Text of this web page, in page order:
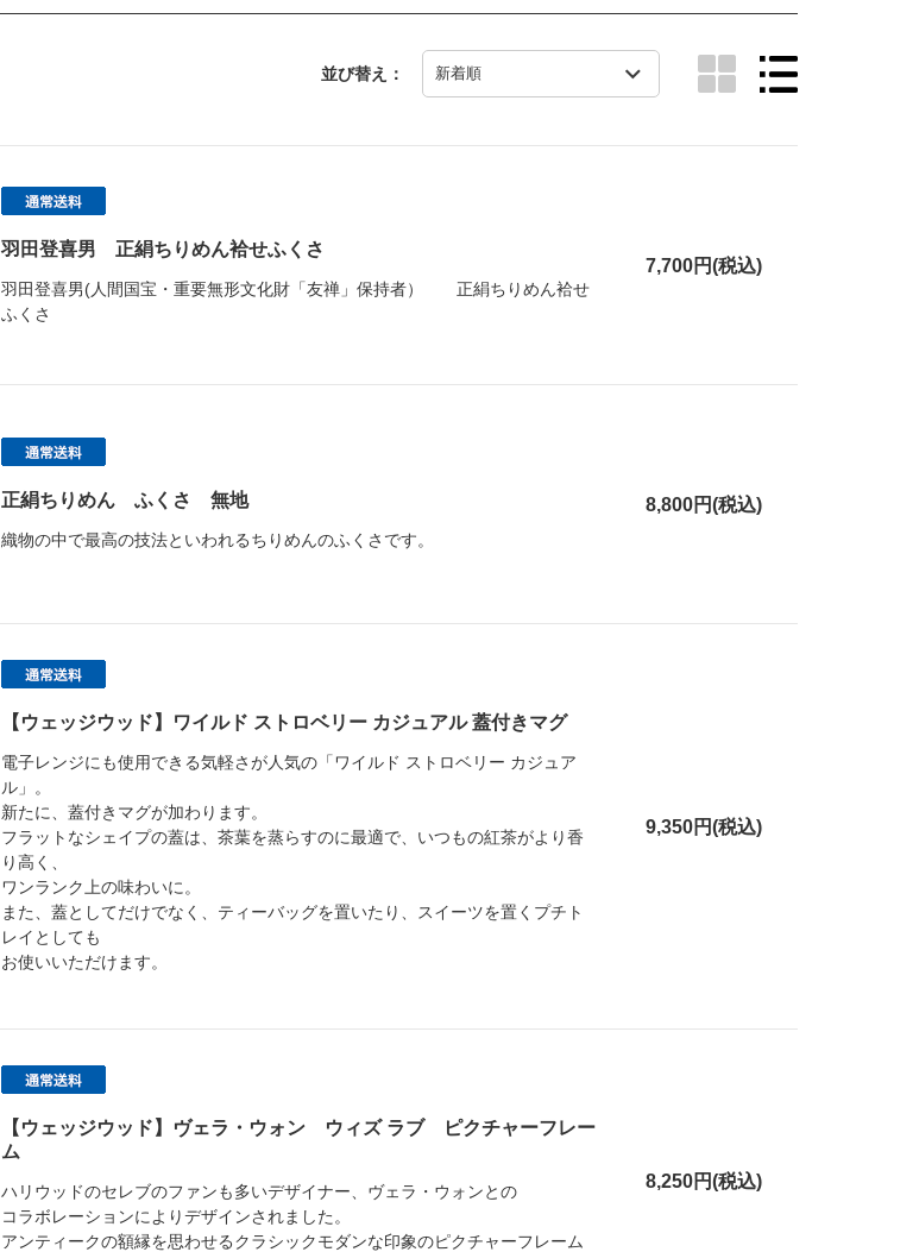
並び替え：
羽田登喜男 正絹ちりめん袷せふくさ
羽田登喜男(人間国宝・重要無形文化財「友禅」保持者） 正絹ちりめん袷せ
ふくさ
7,700円(税込)
正絹ちりめん ふくさ 無地
織物の中で最高の技法といわれるちりめんのふくさです。
8,800円(税込)
【ウェッジウッド】ワイルド ストロベリー カジュアル 蓋付きマグ
電子レンジにも使用できる気軽さが人気の「ワイルド ストロベリー カジュア
ル」。
新たに、蓋付きマグが加わります。
フラットなシェイプの蓋は、茶葉を蒸らすのに最適で、いつもの紅茶がより香
り高く、
ワンランク上の味わいに。
また、蓋としてだけでなく、ティーバッグを置いたり、スイーツを置くプチト
レイとしても
お使いいただけます。
9,350円(税込)
【ウェッジウッド】ヴェラ・ウォン ウィズ ラブ ピクチャーフレー
ム
ハリウッドのセレブのファンも多いデザイナー、ヴェラ・ウォンとの
コラボレーションによりデザインされました。
アンティークの額縁を思わせるクラシックモダンな印象のピクチャーフレーム
8,250円(税込)